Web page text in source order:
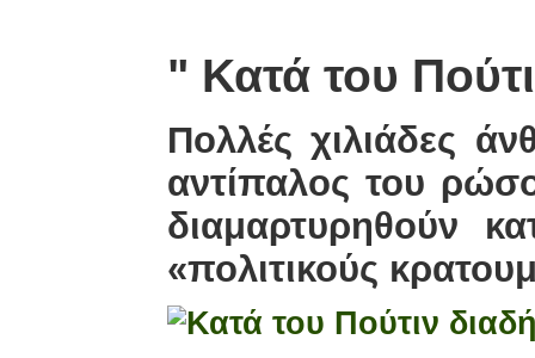
" Κατά του
Πολλές χιλιάδες
αντίπαλος του
διαμαρτυρηθούν
«πολιτικούς